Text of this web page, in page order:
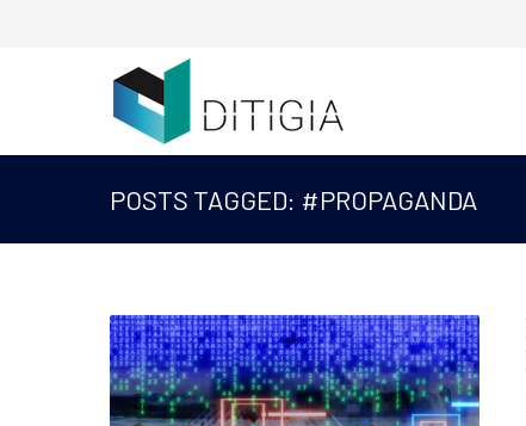
POSTS TAGGED: #PROPAGANDA